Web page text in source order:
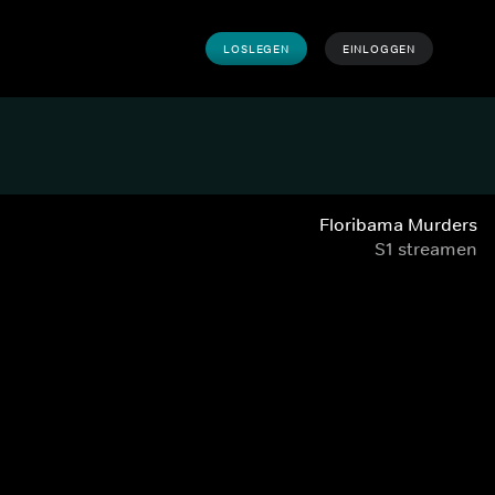
LOSLEGEN EINLOGGEN
Floribama Murders
S1 streamen